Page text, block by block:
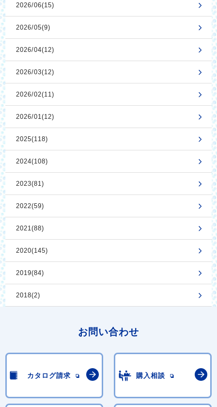
2026/06(15)
2026/05(9)
2026/04(12)
2026/03(12)
2026/02(11)
2026/01(12)
2025(118)
2024(108)
2023(81)
2022(59)
2021(88)
2020(145)
2019(84)
2018(2)
お問い合わせ
カタログ請求 購入相談